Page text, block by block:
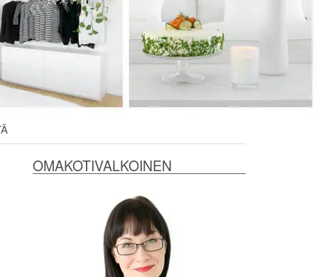
OMAKOTIVALKOINEN